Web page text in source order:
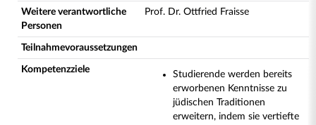
Weitere verantwortliche
Personen
Prof. Dr. Ottfried Fraisse
Teilnahmevoraussetzungen
Kompetenzziele
Studierende werden bereits
erworbenen Kenntnisse zu
jüdischen Traditionen
erweitern, indem sie vertiefte